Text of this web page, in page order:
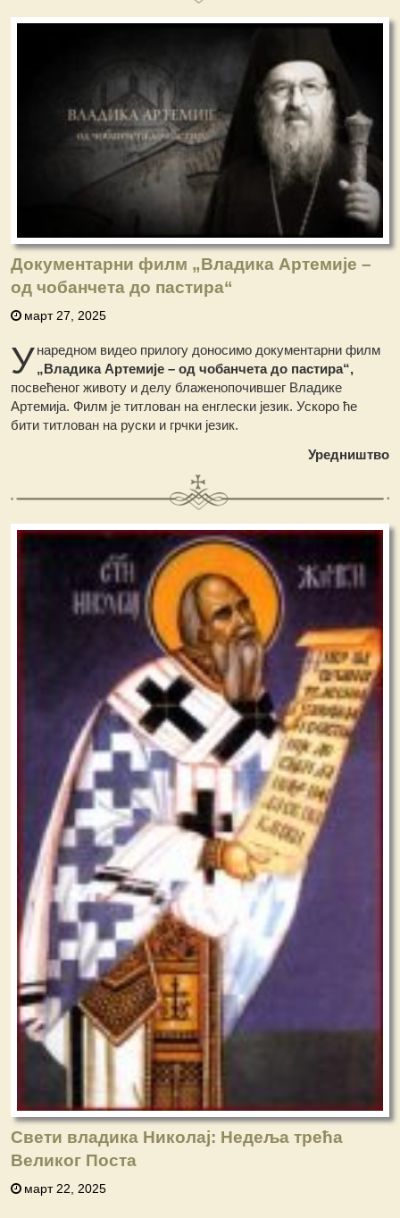
Документарни филм „Владика Артемије –
од чобанчета до пастира“
март 27, 2025
Унаредном видео прилогу доносимо документарни филм
„Владика Артемије – од чобанчета до пастира“,
посвећеног животу и делу блаженопочившег Владике
Артемија. Филм је титлован на енглески језик. Ускоро ће
бити титлован на руски и грчки језик.
Уредништво
Свети владика Николај: Недеља трећа
Великог Поста
март 22, 2025